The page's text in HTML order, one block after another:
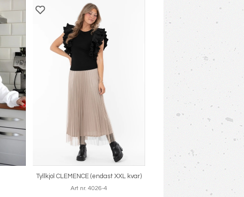
Tyllkjol CLEMENCE (endast XXL kvar)
Art nr. 4026-4